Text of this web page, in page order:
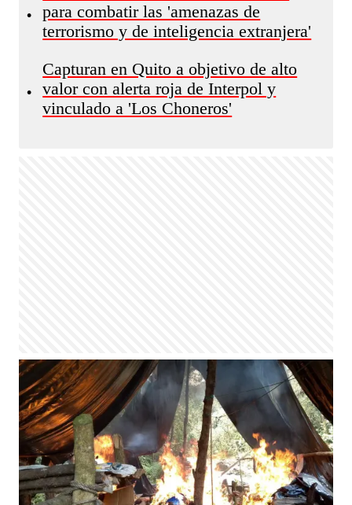
•
para combatir las 'amenazas de
terrorismo y de inteligencia extranjera'
•
Capturan en Quito a objetivo de alto
valor con alerta roja de Interpol y
vinculado a 'Los Choneros'